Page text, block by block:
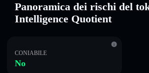
Panoramica dei rischi del
Intelligence Quotient
CONIABILE
No